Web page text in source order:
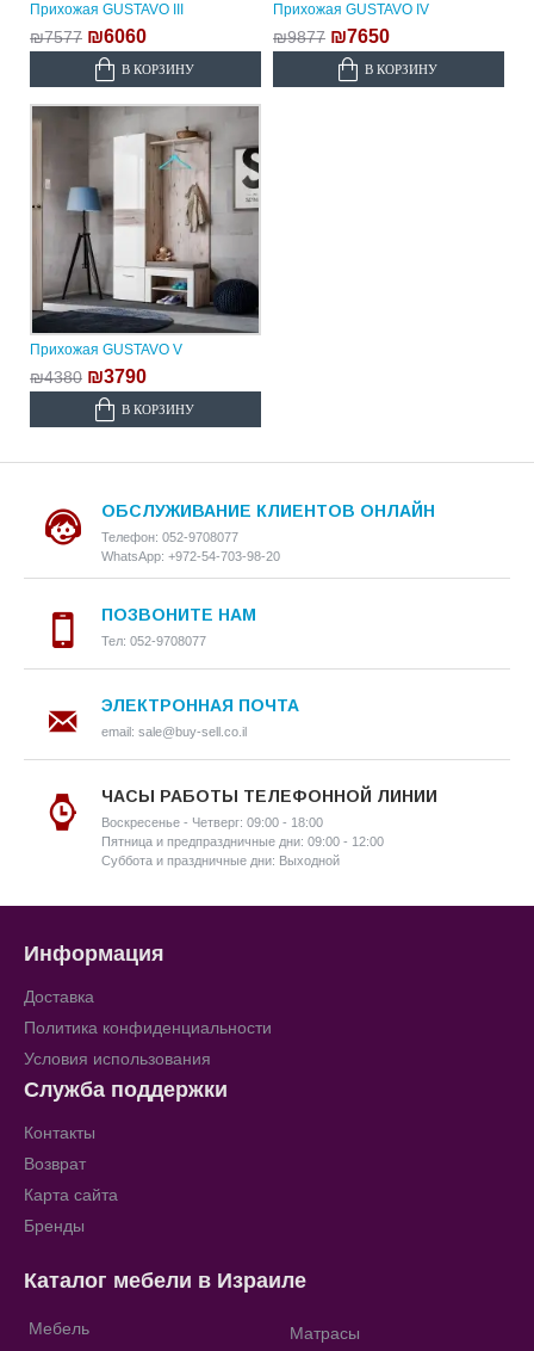
Прихожая GUSTAVO III
₪7577 ₪6060
В КОРЗИНУ
Прихожая GUSTAVO IV
₪9877 ₪7650
В КОРЗИНУ
Прихожая GUSTAVO V
₪4380 ₪3790
В КОРЗИНУ
ОБСЛУЖИВАНИЕ КЛИЕНТОВ ОНЛАЙН
Телефон: 052-9708077
WhatsApp: +972-54-703-98-20
ПОЗВОНИТЕ НАМ
Тел: 052-9708077
ЭЛЕКТРОННАЯ ПОЧТА
email: sale@buy-sell.co.il
ЧАСЫ РАБОТЫ ТЕЛЕФОННОЙ ЛИНИИ
Воскресенье - Четверг: 09:00 - 18:00
Пятница и предпраздничные дни: 09:00 - 12:00
Суббота и праздничные дни: Выходной
Информация
Доставка
Политика конфиденциальности
Условия использования
Служба поддержки
Контакты
Возврат
Карта сайта
Бренды
Каталог мебели в Израиле
Мебель Матрасы